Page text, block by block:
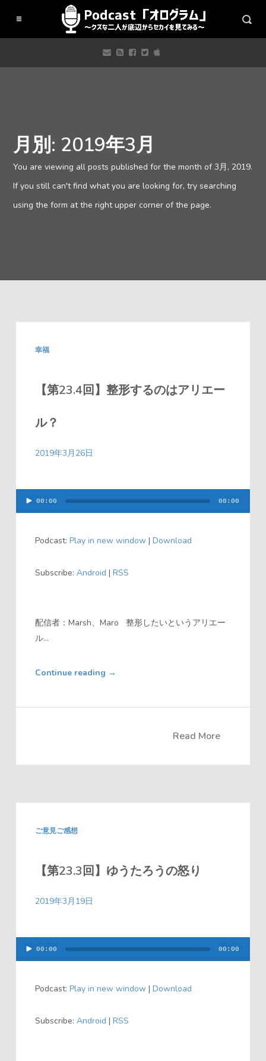
月別: 2019年3月
You are viewing all posts published for the month of 3月, 2019.
If you still can't find what you are looking for, try searching
using the form at the right upper corner of the page.
幸福
【第23.4回】整形するのはアリエー
ル？
2019年3月26日
00:00 00:00
Podcast: Play in new window| Download
Subscribe: Android | RSS
配信者：Marsh、Maro 整形したいというアリエー
ル...
Continue reading →
Read More
ご意見ご感想
【第23.3回】ゆうたろうの怒り
2019年3月19日
00:00 00:00
Podcast: Play in new window| Download
Subscribe: Android | RSS